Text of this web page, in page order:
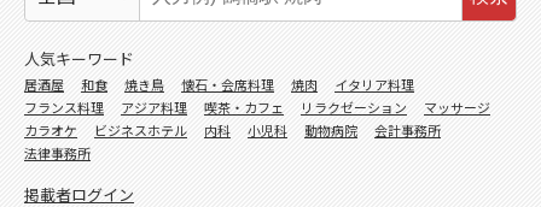
人気キーワード
居酒屋 和食 焼き鳥 懐石・会席料理 焼肉
イタリア料理
フランス料理
アジア料理 喫茶・カフェ リラクゼーション
マッサージ
カラオケ
ビジネスホテル 内科 小児科 動物病院
会計事務所
法律事務所
掲載者ログイン